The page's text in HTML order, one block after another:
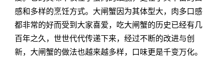
感和多样的烹饪方式。大闸蟹因为其体型大，肉多口感
都非常的好而受到大家喜爱，吃大闸蟹的历史已经有几
百年之久，世世代代传递下来，经过不断的改进与创
新，大闸蟹的做法也越来越多样，口味更是千变万化。